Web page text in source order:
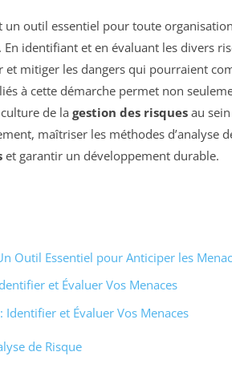
un outil essentiel pour toute
. En identifiant et en évaluant les divers
et mitiger les dangers qui pourraient
à cette démarche permet non
de la gestion des risques au
maîtriser les méthodes d’analyse
et garantir un développement durable.
Outil Essentiel pour Anticiper les
et Évaluer Vos Menaces
Identifier et Évaluer Vos Menaces
de Risque